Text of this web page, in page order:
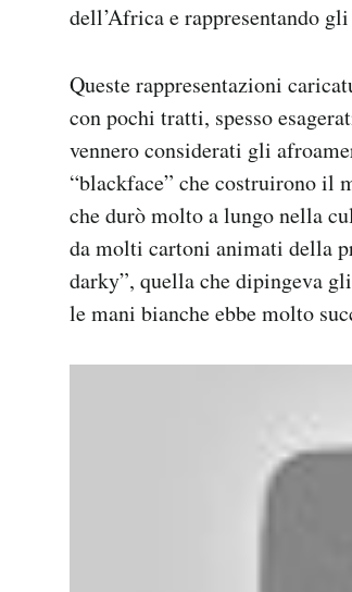
dell’Africa e rappresentando
Queste rappresentazioni
con pochi tratti, spesso
vennero considerati gli
“blackface” che costruirono il
che durò molto a lungo nella
da molti cartoni animati della
darky”, quella che dipingeva
le mani bianche ebbe molto